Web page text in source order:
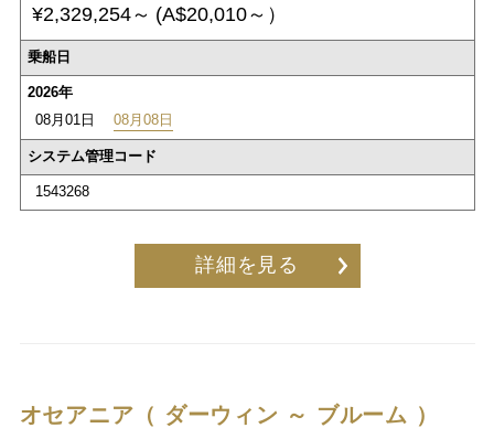
¥2,329,254～ (A$20,010～）
乗船日
2026年
08月01日
08月08日
システム管理コード
1543268
詳細を見る
オセアニア（ ダーウィン ～ ブルーム ）